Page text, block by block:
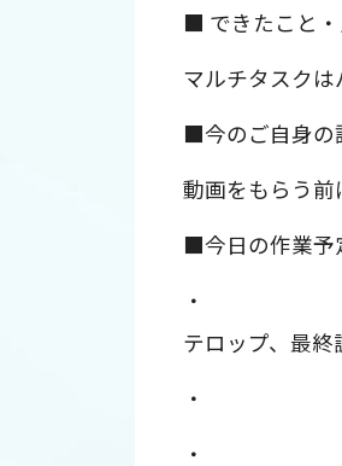
■ できたこと
マルチタスク
■今のご自身の
動画をもらう前
■今日の作業予
・
テロップ、最終
・
・